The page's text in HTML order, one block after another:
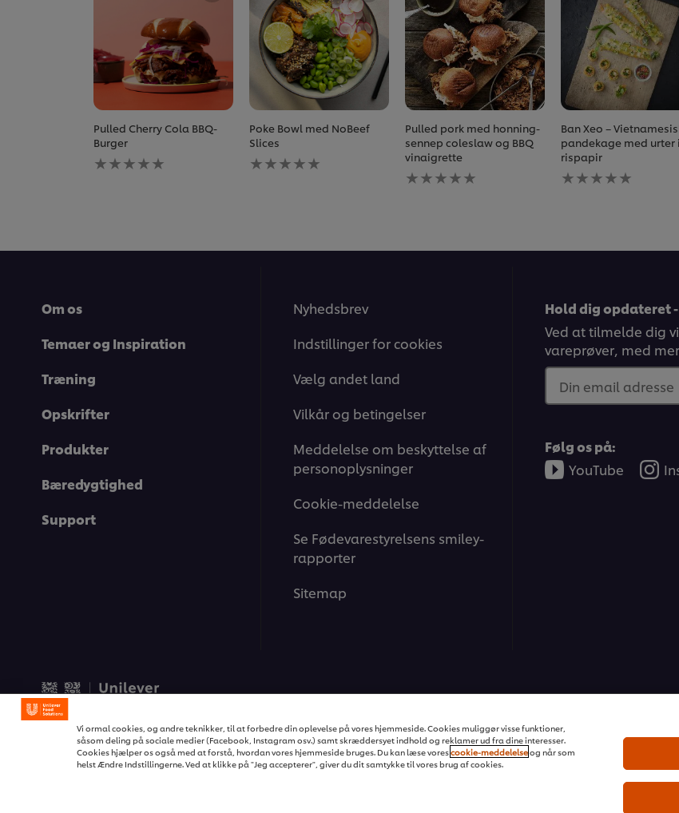
Pulled Cherry Cola BBQ-
Burger
Ingen
bedømmelser
Poke Bowl med NoBeef
Slices
Ingen
bedømmelser
Pulled pork med honning-
sennep coleslaw og BBQ
vinaigrette
Ingen
bedømmelser
Ban Xeo –
pandekage med urter i
rispapir
Ingen
bedømmelser
Om os
Temaer og Inspiration
Træning
Opskrifter
Produkter
Bæredygtighed
Support
Nyhedsbrev
Indstillinger for cookies
Vælg andet land
Vilkår og betingelser
Meddelelse om beskyttelse af
personoplysninger
Cookie-meddelelse
Se Fødevarestyrelsens smiley-
rapporter
Sitemap
Hold dig opdateret
Ved at tilmelde dig
vareprøver, med
Din email adresse
Følg os på:
YouTube
Vi ormal cookies, og andre teknikker, til at forbedre din oplevelse på vores hjemmeside. Cookies muliggør visse funktioner,
såsom deling på sociale medier (Facebook, Instagram osv.) samt skræddersyet indhold og reklamer ud fra dine interesser.
Cookies hjælper os også med at forstå, hvordan vores hjemmeside bruges. Du kan læse vorescookie-meddelelseog når som
helst Ændre Indstillingerne. Ved at klikke på "Jeg accepterer", giver du dit samtykke til vores brug af cookies.